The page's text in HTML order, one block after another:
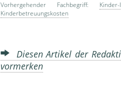
Vorhergehender Fachbegriff:
Kinderbetreuungskosten
Diesen Artikel der
vormerken